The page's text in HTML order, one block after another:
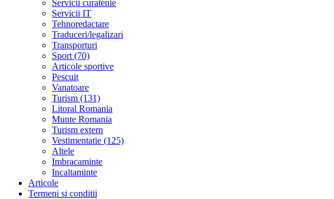
Servicii curatenie
Servicii IT
Tehnoredactare
Traduceri/legalizari
Transporturi
Sport (70)
Articole sportive
Pescuit
Vanatoare
Turism (131)
Litoral Romania
Munte Romania
Turism extern
Vestimentatie (125)
Altele
Imbracaminte
Incaltaminte
Articole
Termeni si conditii